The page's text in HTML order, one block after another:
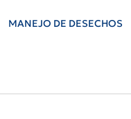
MANEJO DE DESECHOS